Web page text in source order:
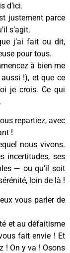
d’ici.
justement parce
s’agit.
j’ai fait ou dit,
pour tous.
à bien me
!), et que ce
je crois. Ce qui
repartiez, avec
!
nous vivons.
incertitudes, ses
— ou qu’il soit
loin de là !
vous parler de
et au défaitisme
fait envie ! Et
! On y va ! Osons